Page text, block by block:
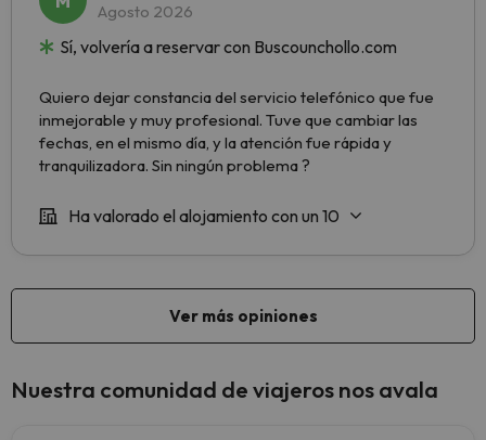
Nuestra comunidad de viajeros nos avala